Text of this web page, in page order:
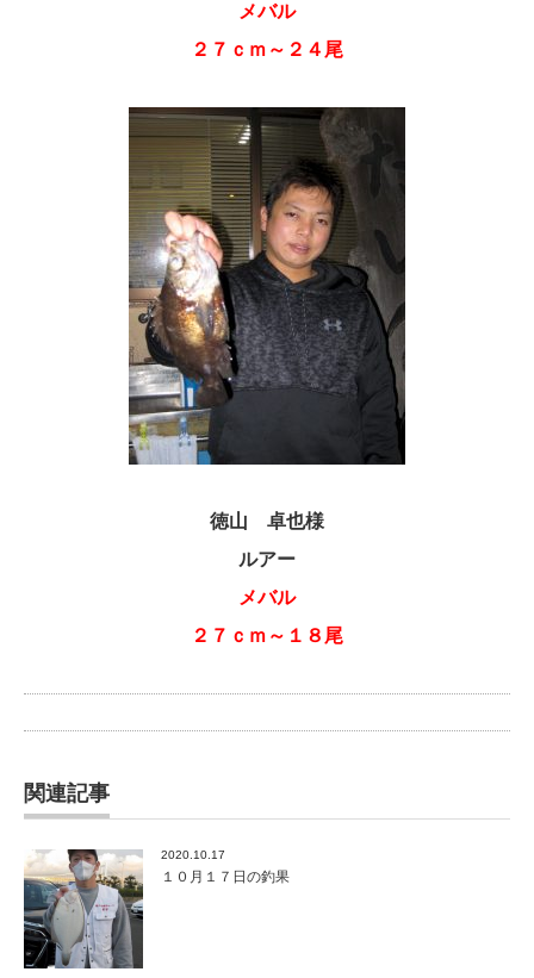
メバル
２７ｃｍ～２４尾
徳山 卓也様
ルアー
メバル
２７ｃｍ～１８尾
関連記事
2020.10.17
１０月１７日の釣果